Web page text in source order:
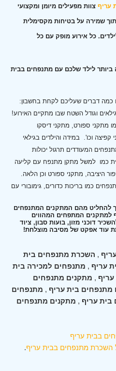
עריף צוות מפעילים מיומן ומקצועי
שמירה על בטיחות מקסימלית
כל אירוע מופק עם כל
לילד שלכם עם מתנפחים בבית
דברים שעליכם לקחת בחשבון:
וגודל השטח שבו מתקיים האירוע!
מתקני ספורט, מתקני דיסקו
וכו'. במידה והילדים בגילאי
המעודדים תרגול יכולות
כמו למשל מתקן מתנפח עם קליעה
היציבה, מתקני ספורט וכן הלאה.
כמו בריכות כדורים, גימובורי עם
לך להחליט מהם המתקנים המתנפחים
למתקנים המתפחים המהווים
דוכני מזון, בועות סבון, ציוד
עוד אפקט של מסיבה מוצלחת!
, השכרת מתנפחים בית
עריף , מתנפחים למכירה בית
, מתקנים מתנפחים
מתנפחים בית עריף , מתנפחים
בית עריף , מתקנים מתנפחים
בבית עריף
מתנפחים בבית עריף.